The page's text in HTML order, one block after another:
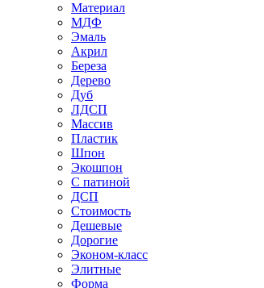
Материал
МДФ
Эмаль
Акрил
Береза
Дерево
Дуб
ЛДСП
Массив
Пластик
Шпон
Экошпон
С патиной
ДСП
Стоимость
Дешевые
Дорогие
Эконом-класс
Элитные
Форма